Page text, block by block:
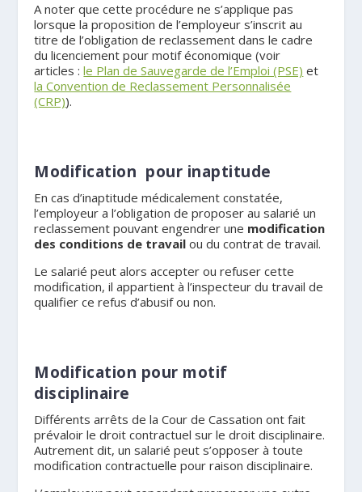
A noter que cette procédure ne s’applique pas
lorsque la proposition de l’employeur s’inscrit au
titre de l’obligation de reclassement dans le cadre
du licenciement pour motif économique (voir
articles :le Plan de Sauvegarde de l’Emploi (PSE) et
la Convention de Reclassement Personnalisée
(CRP)).
Modification pour inaptitude
En cas d’inaptitude médicalement constatée,
l’employeur a l’obligation de proposer au salarié un
reclassement pouvant engendrer une modification
des conditions de travail ou du contrat de travail.
Le salarié peut alors accepter ou refuser cette
modification, il appartient à l’inspecteur du travail de
qualifier ce refus d’abusif ou non.
Modification pour motif
disciplinaire
Différents arrêts de la Cour de Cassation ont fait
prévaloir le droit contractuel sur le droit disciplinaire.
Autrement dit, un salarié peut s’opposer à toute
modification contractuelle pour raison disciplinaire.